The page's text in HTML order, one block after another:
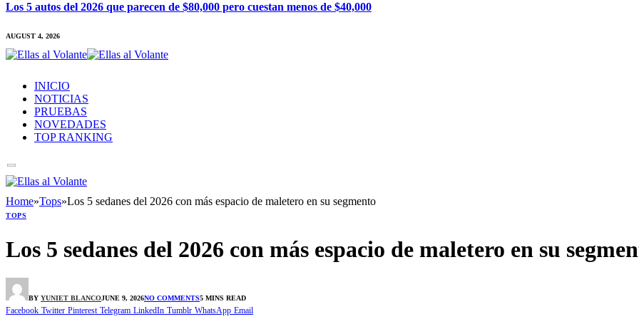
Los 5 autos del 2026 que parecen de $80,000 pero cuestan menos de $40,000
AUGUST 4, 2026
INICIO
NOTICIAS
PRUEBAS
NOVEDADES
TOP RANKING
Home»Tops»Los 5 sedanes del 2026 con más espacio de maletero en su segmento
TOPS
Los 5 sedanes del 2026 con más espacio de maletero en su
BY YUNIET BLANCOJUNE 9, 2026NO COMMENTS5 MINS READ
Facebook Twitter Pinterest Telegram LinkedIn Tumblr WhatsApp Email